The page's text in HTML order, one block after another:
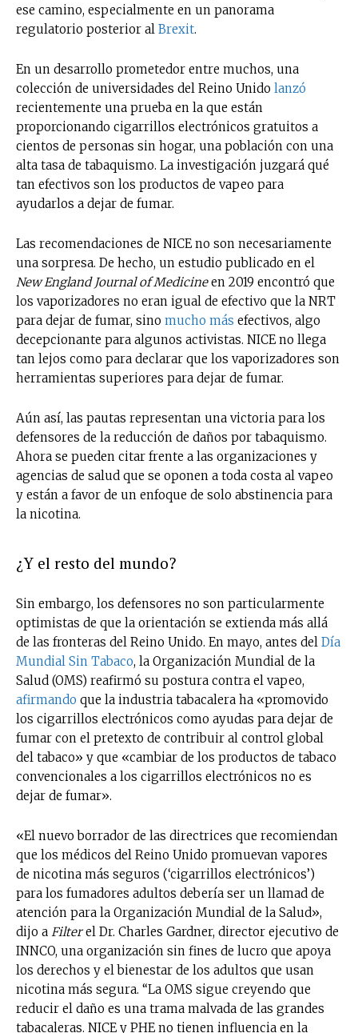
ese camino, especialmente en un panorama
regulatorio posterior al Brexit.
En un desarrollo prometedor entre muchos, una
colección de universidades del Reino Unido lanzó
recientemente una prueba en la que están
proporcionando cigarrillos electrónicos gratuitos a
cientos de personas sin hogar, una población con una
alta tasa de tabaquismo. La investigación juzgará qué
tan efectivos son los productos de vapeo para
ayudarlos a dejar de fumar.
Las recomendaciones de NICE no son necesariamente
una sorpresa. De hecho, un estudio publicado en el
New England Journal of Medicineen 2019 encontró que
los vaporizadores no eran igual de efectivo que la NRT
para dejar de fumar, sino mucho más efectivos, algo
decepcionante para algunos activistas. NICE no llega
tan lejos como para declarar que los vaporizadores son
herramientas superiores para dejar de fumar.
Aún así, las pautas representan una victoria para los
defensores de la reducción de daños por tabaquismo.
Ahora se pueden citar frente a las organizaciones y
agencias de salud que se oponen a toda costa al vapeo
y están a favor de un enfoque de solo abstinencia para
la nicotina.
¿Y el resto del mundo?
Sin embargo, los defensores no son particularmente
optimistas de que la orientación se extienda más allá
de las fronteras del Reino Unido. En mayo, antes del Día
Mundial Sin Tabaco, la Organización Mundial de la
Salud (OMS) reafirmó su postura contra el vapeo,
afirmando que la industria tabacalera ha «promovido
los cigarrillos electrónicos como ayudas para dejar de
fumar con el pretexto de contribuir al control global
del tabaco» y que «cambiar de los productos de tabaco
convencionales a los cigarrillos electrónicos no es
dejar de fumar».
«El nuevo borrador de las directrices que recomiendan
que los médicos del Reino Unido promuevan vapores
de nicotina más seguros (‘cigarrillos electrónicos’)
para los fumadores adultos debería ser un llamad de
atención para la Organización Mundial de la Salud»,
dijo a Filterel Dr. Charles Gardner, director ejecutivo de
INNCO, una organización sin fines de lucro que apoya
los derechos y el bienestar de los adultos que usan
nicotina más segura. “La OMS sigue creyendo que
reducir el daño es una trama malvada de las grandes
tabacaleras. NICE y PHE no tienen influencia en la